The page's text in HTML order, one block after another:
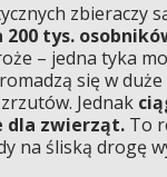
zbieraczy
200 tys.
– jedna tyka
się w
Jednak
dla zwierząt. To
na śliską drogę